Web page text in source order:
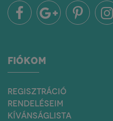
FIÓKOM
REGISZTRÁCIÓ
RENDELÉSEIM
KÍVÁNSÁGLISTA